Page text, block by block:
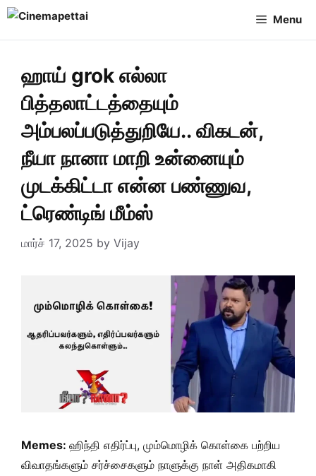
Skip
Menu
ஹாய் grok எல்லா
பித்தலாட்டத்தையும்
அம்பலப்படுத்துறியே.. விகடன்,
நீயா நானா மாறி உன்னையும்
முடக்கிட்டா என்ன பண்ணுவ,
ட்ரெண்டிங் மீம்ஸ்
மார்ச் 17, 2025 by Vijay
Memes: ஹிந்தி எதிர்ப்பு, மும்மொழிக் கொள்கை பற்றிய
விவாதங்களும் சர்ச்சைகளும் நாளுக்கு நாள் அதிகமாகி